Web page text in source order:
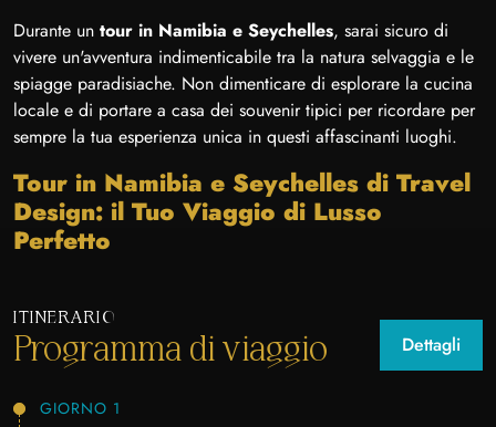
Durante un tour in Namibia e Seychelles, sarai sicuro di
vivere un'avventura indimenticabile tra la natura selvaggia e le
spiagge paradisiache. Non dimenticare di esplorare la cucina
locale e di portare a casa dei souvenir tipici per ricordare per
sempre la tua esperienza unica in questi affascinanti luoghi.
Tour in Namibia e Seychelles di Travel
Design: il Tuo Viaggio di Lusso
Perfetto
ITINERARIO
Programma di viaggio Dettagli
GIORNO 1